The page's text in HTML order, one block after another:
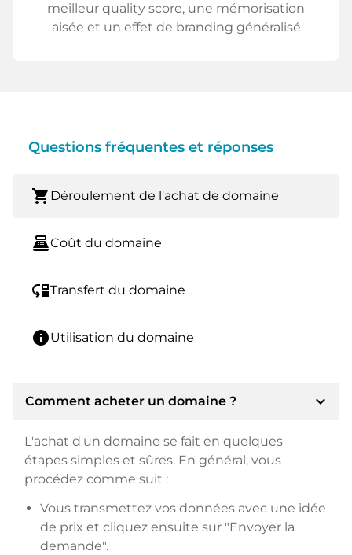
meilleur quality score, une mémorisation
aisée et un effet de branding généralisé
Questions fréquentes et réponses
shopping_cart Déroulement de l'achat de domaine
point_of_saleCoût du domaine
move_downTransfert du domaine
infoUtilisation du domaine
Comment acheter un domaine ? expand_more
L'achat d'un domaine se fait en quelques
étapes simples et sûres. En général, vous
procédez comme suit :
Vous transmettez vos données avec une idée
de prix et cliquez ensuite sur "Envoyer la
demande".